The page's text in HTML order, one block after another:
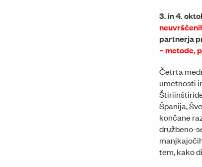
3. in 4.
partnerja
– metode,
Četrta
umetnosti
Španija,
končane
družbeno-
tem, kako